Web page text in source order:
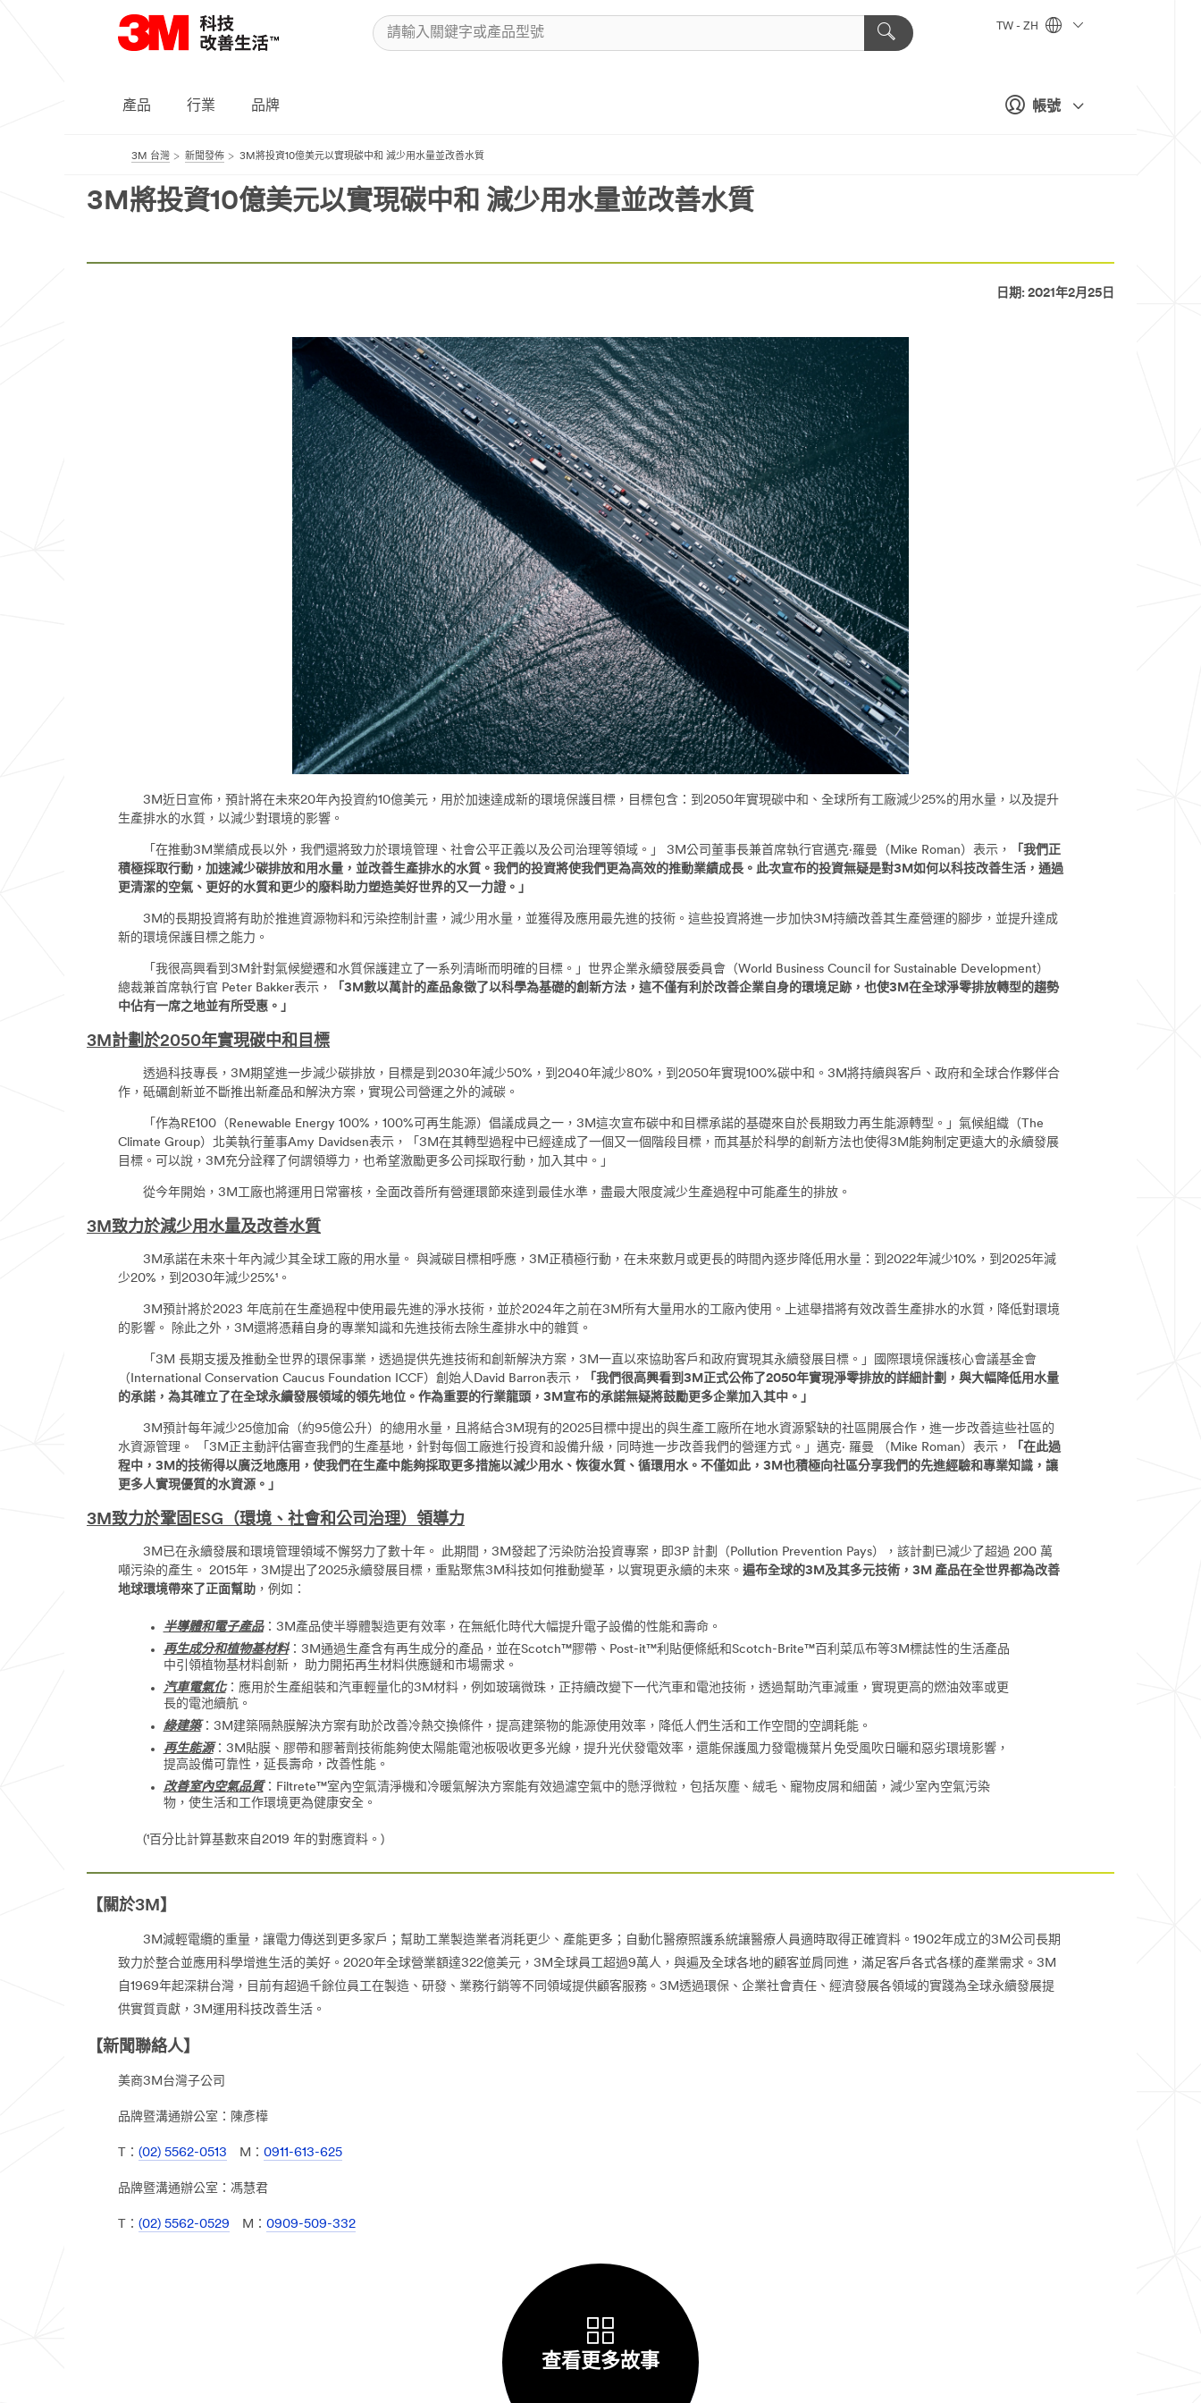
帳號
TW - ZH
產品 行業 品牌
3M 台灣 新聞發佈 3M將投資10億美元以實現碳中和 減少用水量並改善水質
3M將投資10億美元以實現碳中和 減少用水量並改善水質
日期: 2021年2月25日
3M近日宣佈，預計將在未來20年內投資約10億美元，用於加速達成新的環境保護目標，目標包含：到2050年實現碳中和、全球所有工廠減少25%的用水量，以及提升
生產排水的水質，以減少對環境的影響。
「在推動3M業績成長以外，我們還將致力於環境管理、社會公平正義以及公司治理等領域。」 3M公司董事長兼首席執行官邁克·羅曼（Mike Roman）表示，
「我們正
積極採取行動，加速減少碳排放和用水量，並改善生產排水的水質。我們的投資將使我們更為高效的推動業績成長。此次宣布的投資無疑是對3M如何以科技改善生活，通過
更清潔的空氣、更好的水質和更少的廢料助力塑造美好世界的又一力證。」
3M的長期投資將有助於推進資源物料和污染控制計畫，減少用水量，並獲得及應用最先進的技術。這些投資將進一步加快3M持續改善其生產營運的腳步，並提升達成
新的環境保護目標之能力。
「我很高興看到3M針對氣候變遷和水質保護建立了一系列清晰而明確的目標。」世界企業永續發展委員會（World Business Council for Sustainable Development）
總裁兼首席執行官 Peter Bakker表示，
「3M數以萬計的產品象徵了以科學為基礎的創新方法，這不僅有利於改善企業自身的環境足跡，也使3M在全球淨零排放轉型的趨勢
中佔有一席之地並有所受惠。」
3M計劃於2050年實現碳中和目標
透過科技專長，3M期望進一步減少碳排放，目標是到2030年減少50%，到2040年減少80%，到2050年實現100%碳中和。3M將持續與客戶、政府和全球合作夥伴合
作，砥礪創新並不斷推出新產品和解決方案，實現公司營運之外的減碳。
「作為RE100（Renewable Energy 100%，100%可再生能源）倡議成員之一，3M這次宣布碳中和目標承諾的基礎來自於長期致力再生能源轉型。」氣候組織（The
Climate Group）北美執行董事Amy Davidsen表示，「3M在其轉型過程中已經達成了一個又一個階段目標，而其基於科學的創新方法也使得3M能夠制定更遠大的永續發展
目標。可以說，3M充分詮釋了何謂領導力，也希望激勵更多公司採取行動，加入其中。」
從今年開始，3M工廠也將運用日常審核，全面改善所有營運環節來達到最佳水準，盡最大限度減少生產過程中可能產生的排放。
3M致力於減少用水量及改善水質
3M承諾在未來十年內減少其全球工廠的用水量。 與減碳目標相呼應，3M正積極行動，在未來數月或更長的時間內逐步降低用水量：到2022年減少10%，到2025年減
少20%，到2030年減少25%¹。
3M預計將於2023 年底前在生產過程中使用最先進的淨水技術，並於2024年之前在3M所有大量用水的工廠內使用。上述舉措將有效改善生產排水的水質，降低對環境
的影響。 除此之外，3M還將憑藉自身的專業知識和先進技術去除生產排水中的雜質。
「3M 長期支援及推動全世界的環保事業，透過提供先進技術和創新解決方案，3M一直以來協助客戶和政府實現其永續發展目標。」國際環境保護核心會議基金會
（International Conservation Caucus Foundation ICCF）創始人David Barron表示，
「我們很高興看到3M正式公佈了2050年實現淨零排放的詳細計劃，與大幅降低用水量
的承諾，為其確立了在全球永續發展領域的領先地位。作為重要的行業龍頭，3M宣布的承諾無疑將鼓勵更多企業加入其中。」
3M預計每年減少25億加侖（約95億公升）的總用水量，且將結合3M現有的2025目標中提出的與生產工廠所在地水資源緊缺的社區開展合作，進一步改善這些社區的
水資源管理。 「3M正主動評估審查我們的生產基地，針對每個工廠進行投資和設備升級，同時進一步改善我們的營運方式。」邁克· 羅曼 （Mike Roman）表示，
「在此過
程中，3M的技術得以廣泛地應用，使我們在生產中能夠採取更多措施以減少用水、恢復水質、循環用水。不僅如此，3M也積極向社區分享我們的先進經驗和專業知識，讓
更多人實現優質的水資源。」
3M致力於鞏固ESG（環境、社會和公司治理）領導力
3M已在永續發展和環境管理領域不懈努力了數十年。 此期間，3M發起了污染防治投資專案，即3P 計劃（Pollution Prevention Pays），該計劃已減少了超過 200 萬
噸污染的產生。 2015年，3M提出了2025永續發展目標，重點聚焦3M科技如何推動變革，以實現更永續的未來。 遍布全球的3M及其多元技術，3M 產品在全世界都為改善
地球環境帶來了正面幫助，例如：
半導體和電子產品：3M產品使半導體製造更有效率，在無紙化時代大幅提升電子設備的性能和壽命。
再生成分和植物基材料：3M通過生產含有再生成分的產品，並在Scotch™膠帶、Post-it™利貼便條紙和Scotch-Brite™百利菜瓜布等3M標誌性的生活產品
中引領植物基材料創新， 助力開拓再生材料供應鏈和市場需求。
汽車電氣化：應用於生產組裝和汽車輕量化的3M材料，例如玻璃微珠，正持續改變下一代汽車和電池技術，透過幫助汽車減重，實現更高的燃油效率或更
長的電池續航。
綠建築：3M建築隔熱膜解決方案有助於改善冷熱交換條件，提高建築物的能源使用效率，降低人們生活和工作空間的空調耗能。
再生能源：3M貼膜、膠帶和膠著劑技術能夠使太陽能電池板吸收更多光線，提升光伏發電效率，還能保護風力發電機葉片免受風吹日曬和惡劣環境影響，
提高設備可靠性，延長壽命，改善性能。
改善室內空氣品質：Filtrete™室內空氣清淨機和冷暖氣解決方案能有效過濾空氣中的懸浮微粒，包括灰塵、絨毛、寵物皮屑和細菌，減少室內空氣污染
物，使生活和工作環境更為健康安全。
(¹百分比計算基數來自2019 年的對應資料。)
【關於3M】
3M減輕電纜的重量，讓電力傳送到更多家戶；幫助工業製造業者消耗更少、產能更多；自動化醫療照護系統讓醫療人員適時取得正確資料。1902年成立的3M公司長期
致力於整合並應用科學增進生活的美好。2020年全球營業額達322億美元，3M全球員工超過9萬人，與遍及全球各地的顧客並肩同進，滿足客戶各式各樣的產業需求。3M
自1969年起深耕台灣，目前有超過千餘位員工在製造、研發、業務行銷等不同領域提供顧客服務。3M透過環保、企業社會責任、經濟發展各領域的實踐為全球永續發展提
供實質貢獻，3M運用科技改善生活。
【新聞聯絡人】
美商3M台灣子公司
品牌暨溝通辦公室：陳彥樺
T： (02) 5562-0513 M： 0911-613-625
品牌暨溝通辦公室：馮慧君
T： (02) 5562-0529 M： 0909-509-332
查看更多故事